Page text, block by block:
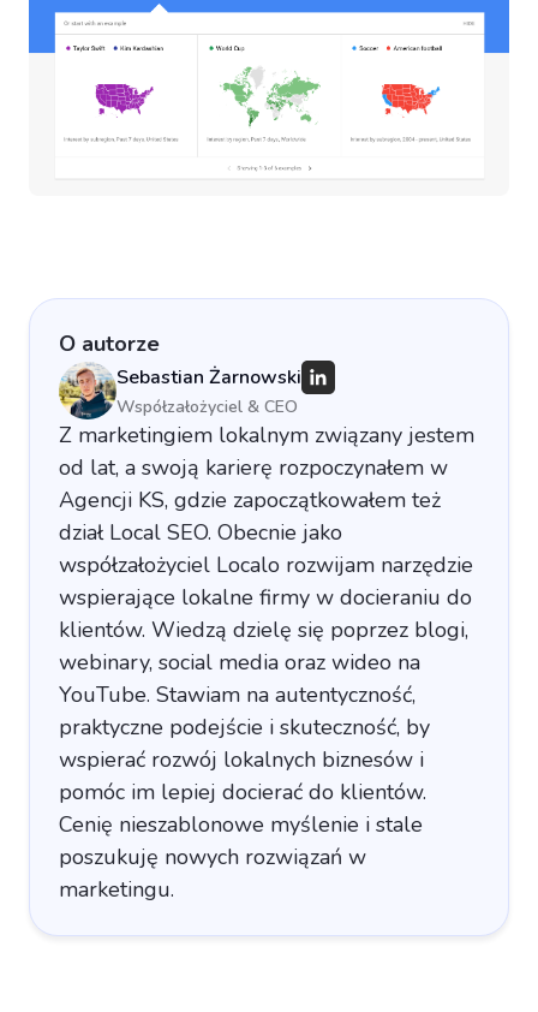
O autorze
Sebastian Żarnowski
Współzałożyciel & CEO
Z marketingiem lokalnym związany jestem
od lat, a swoją karierę rozpoczynałem w
Agencji KS, gdzie zapoczątkowałem też
dział Local SEO. Obecnie jako
współzałożyciel Localo rozwijam narzędzie
wspierające lokalne firmy w docieraniu do
klientów. Wiedzą dzielę się poprzez blogi,
webinary, social media oraz wideo na
YouTube. Stawiam na autentyczność,
praktyczne podejście i skuteczność, by
wspierać rozwój lokalnych biznesów i
pomóc im lepiej docierać do klientów.
Cenię nieszablonowe myślenie i stale
poszukuję nowych rozwiązań w
marketingu.